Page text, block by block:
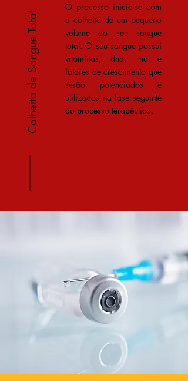
Colheita de Sangue Total
O processo inicia-se com
a colheita de um pequeno
volume do seu sangue
total. O seu sangue possui
vitaminas, dna, rna e
fatores de crescimento que
serão potenciados e
utilizados na fase seguinte
do processo terapêutico.